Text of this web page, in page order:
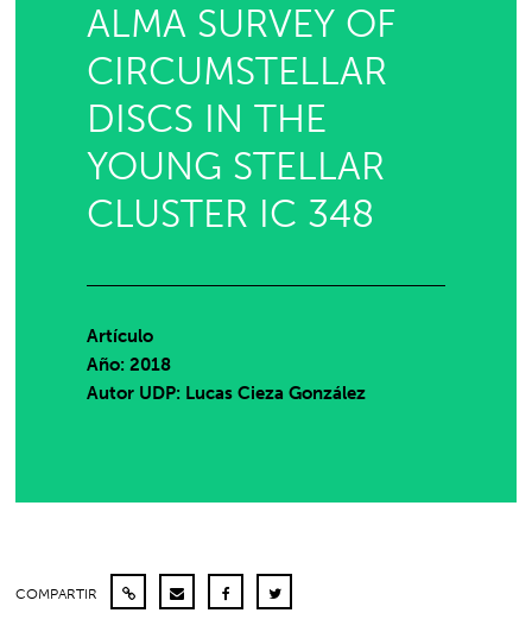
ALMA SURVEY OF
CIRCUMSTELLAR
DISCS IN THE
YOUNG STELLAR
CLUSTER IC 348
Artículo
Año: 2018
Autor UDP: Lucas Cieza González
COMPARTIR